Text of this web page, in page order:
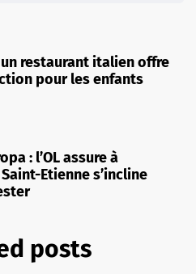
restaurant italien offre
pour les enfants
: l’OL assure à
Etienne s’incline
posts